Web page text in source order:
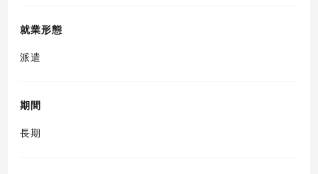
就業形態
派遣
期間
長期